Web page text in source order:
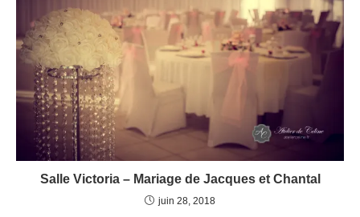
Salle Victoria – Mariage de Jacques et Chantal
juin 28, 2018